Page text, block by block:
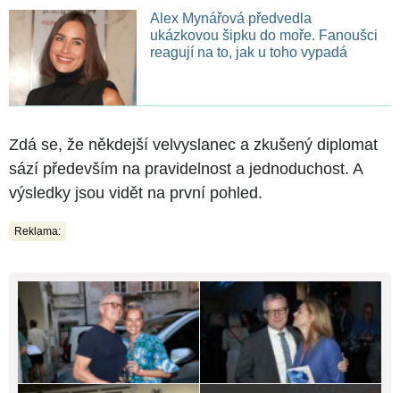
Alex Mynářová předvedla
ukázkovou šipku do moře. Fanoušci
reagují na to, jak u toho vypadá
Zdá se, že někdejší velvyslanec a zkušený diplomat
sází především na pravidelnost a jednoduchost. A
výsledky jsou vidět na první pohled.
Reklama: